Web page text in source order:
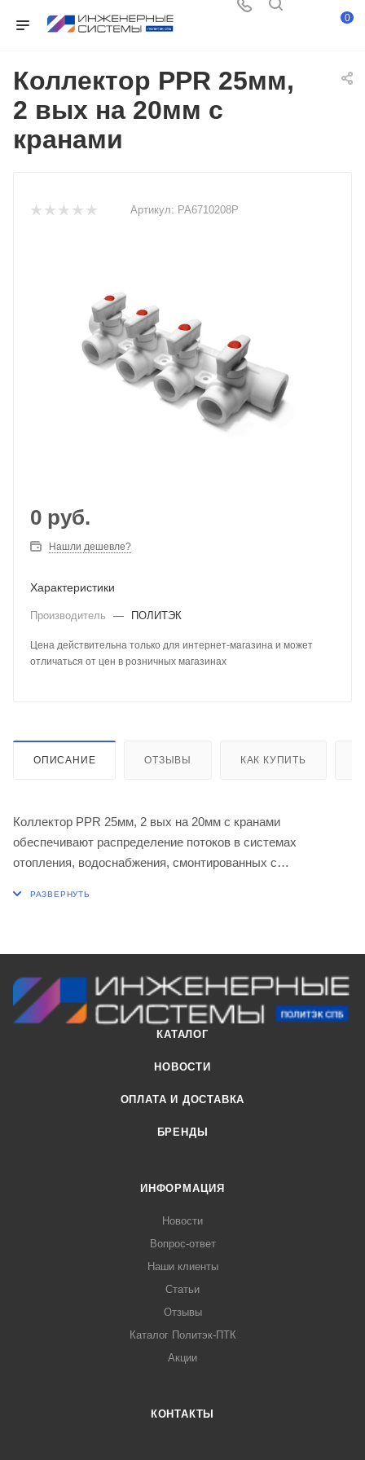
0
Коллектор PPR 25мм,
2 вых на 20мм с
кранами
Артикул: PA6710208P
0 руб.
Нашли дешевле?
Характеристики
Производитель — ПОЛИТЭК
Цена действительна только для интернет-магазина и может
отличаться от цен в розничных магазинах
ОПИСАНИЕ ОТЗЫВЫ КАК КУПИТЬ
Коллектор PPR 25мм, 2 вых на 20мм с кранами
обеспечивают распределение потоков в системах
отопления, водоснабжения, смонтированных с
комплекте с заглушкой без воздухоотводчика.
КАТАЛОГ
НОВОСТИ
ОПЛАТА И ДОСТАВКА
БРЕНДЫ
ИНФОРМАЦИЯ
Новости
Вопрос-ответ
Наши клиенты
Статьи
Отзывы
Каталог Политэк-ПТК
Акции
КОНТАКТЫ